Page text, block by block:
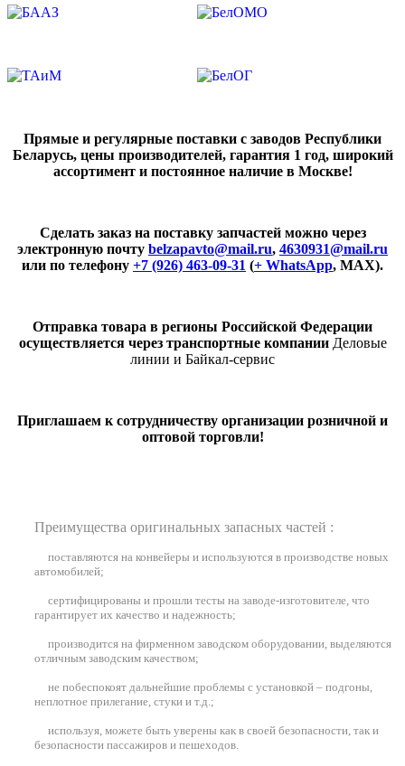
Прямые и регулярные поставки с заводов Республики
Беларусь, цены производителей, гарантия 1 год, широкий
ассортимент и постоянное наличие в Москве!
Сделать заказ на поставку запчастей можно через
электронную почту belzapavto@mail.ru, 4630931@mail.ru
или по телефону +7 (926) 463-09-31 (+ WhatsApp, MAX).
Отправка товара в регионы Российской Федерации
осуществляется через транспортные компанииДеловые
линии и Байкал-сервис
Приглашаем к сотрудничеству организации розничной и
оптовой торговли!
Преимущества оригинальных запасных частей :
поставляются на конвейеры и используются в производстве новых
автомобилей;
сертифицированы и прошли тесты на заводе-изготовителе, что
гарантирует их качество и надежность;
производится на фирменном заводском оборудовании, выделяются
отличным заводским качеством;
не побеспокоят дальнейшие проблемы с установкой – подгоны,
неплотное прилегание, стуки и т.д.;
используя, можете быть уверены как в своей безопасности, так и
безопасности пассажиров и пешеходов.